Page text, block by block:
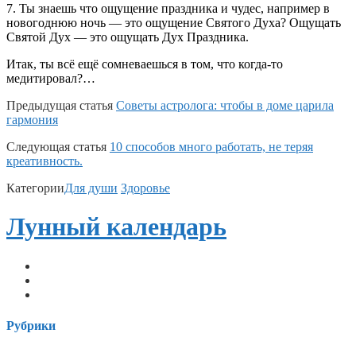
7. Ты знаешь что ощущение праздника и чудес, например в
новогоднюю ночь — это ощущение Святого Духа? Ощущать
Святой Дух — это ощущать Дух Праздника.
Итак, ты всё ещё сомневаешься в том, что когда-то
медитировал?…
Предыдущая статья Советы астролога: чтобы в доме царила
гармония
Следующая статья 10 способов много работать, не теряя
креативность.
КатегорииДля души Здоровье
Лунный календарь
Рубрики